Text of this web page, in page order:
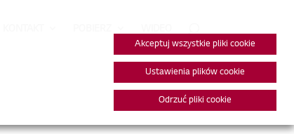
Akceptuj wszystkie pliki cookie
Ustawienia plików cookie
Odrzuć pliki cookie